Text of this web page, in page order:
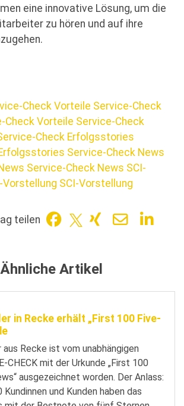
eine innovative Lösung, um die
zu hören und auf ihre
Check Vorteile Service-Check
Check Vorteile Service-Check
Check Erfolgsstories
Service-Check News
Service-Check News SCI-
Vorstellung SCI-Vorstellung
teilen
Ähnliche Artikel
in Recke erhält „First 100 Five-
Recke ist vom unabhängigen
CHECK mit der Urkunde „First 100
ausgezeichnet worden. Der Anlass:
und Kunden haben das